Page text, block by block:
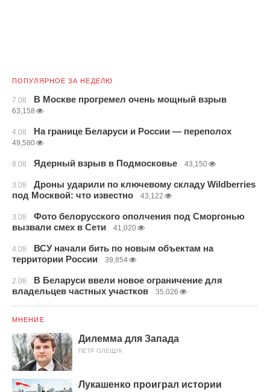
ПОПУЛЯРНОЕ ЗА НЕДЕЛЮ
7.08 В Москве прогремел очень мощный взрыв
63,158
4.08 На границе Беларуси и России — переполох
49,580
8.08 Ядерный взрыв в Подмосковье 43,150
3.08
Дроны ударили по ключевому складу Wildberries
под Москвой: что известно
43,122
3.08
Фото белорусского ополчения под Сморгонью
вызвали смех в Сети
41,020
4.08
ВСУ начали бить по новым объектам на
территории России
39,854
2.08
В Беларуси ввели новое ограничение для
владельцев частных участков
35,026
МНЕНИЕ
Дилемма для Запада
ПЕТР ОЛЕЩУК
Лукашенко проиграл истории